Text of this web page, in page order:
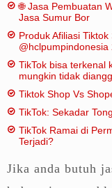
🌐 Jasa Pembuatan
Jasa Sumur Bor
Produk Afiliasi
@hclpumpindonesia
TikTok bisa terkenal
mungkin tidak
Tiktok Shop Vs
TikTok: Sekadar
TikTok Ramai di
Terjadi?
Jika anda butuh